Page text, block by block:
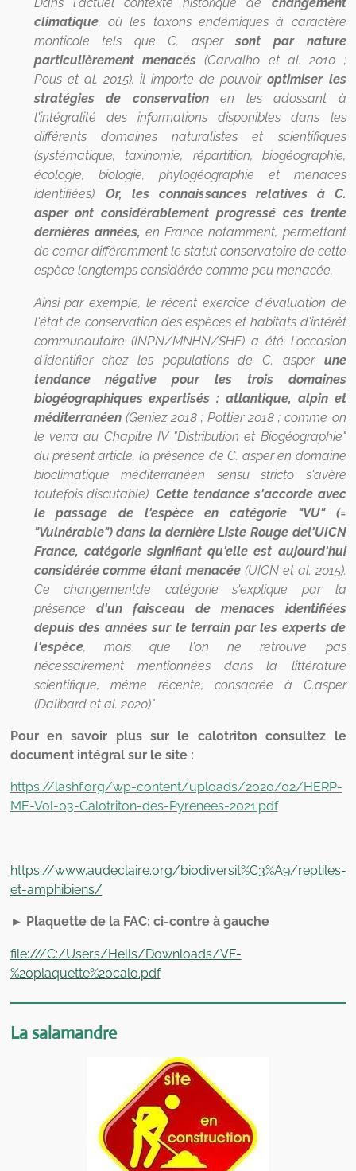
climatique, où les taxons endémiques à caractère
monticole tels que C. aspersont par nature
particulièrement menacés(Carvalho et al. 2010 ;
Pous et al. 2015), il importe de pouvoiroptimiser les
stratégies de conservationen les adossant à
l'intégralité des informations disponibles dans les
différents domaines naturalistes et scientifiques
(systématique, taxinomie, répartition, biogéographie,
écologie, biologie, phylogéographie et menaces
identifiées). Or, les connaissances relatives à C.
asper ont considérablement progressé ces trente
dernières années, en France notamment, permettant
de cerner différemment le statut conservatoire de cette
espèce longtemps considérée comme peu menacée.
Ainsi par exemple, le récent exercice d'évaluation de
l'état de conservation des espèces et habitats d'intérêt
communautaire (INPN/MNHN/SHF) a été l'occasion
d'identifier chez les populations de C. asperune
tendance négative pour les trois domaines
biogéographiques expertisés : atlantique, alpin et
méditerranéen(Geniez 2018 ; Pottier 2018 ; comme on
le verra au Chapitre IV "Distribution et Biogéographie"
du présent article, la présence de C. asper en domaine
bioclimatique méditerranéen sensu stricto s'avère
toutefois discutable).Cette tendance s'accorde avec
le passage de l'espèce en catégorie "VU" (=
"Vulnérable") dans la dernière Liste Rouge del'UICN
France, catégorie signifiant qu'elle est aujourd'hui
considérée comme étant menacée (UICN et al. 2015).
Ce changementde catégorie s'explique par la
présence d'un faisceau de menaces identifiées
depuis des années sur le terrain par les experts de
l'espèce, mais que l'on ne retrouve pas
nécessairement mentionnées dans la littérature
scientifique, même récente, consacrée à C.asper
(Dalibard et al. 2020)"
Pour en savoir plus sur le calotriton consultez le
document intégral sur le site :
https://lashf.org/wp-content/uploads/2020/02/HERP-
ME-Vol-03-Calotriton-des-Pyrenees-2021.pdf
https://www.audeclaire.org/biodiversit%C3%A9/reptiles-
et-amphibiens/
► Plaquette de la FAC: ci-contre à gauche
file:///C:/Users/Hells/Downloads/VF-
%20plaquette%20calo.pdf
La salamandre